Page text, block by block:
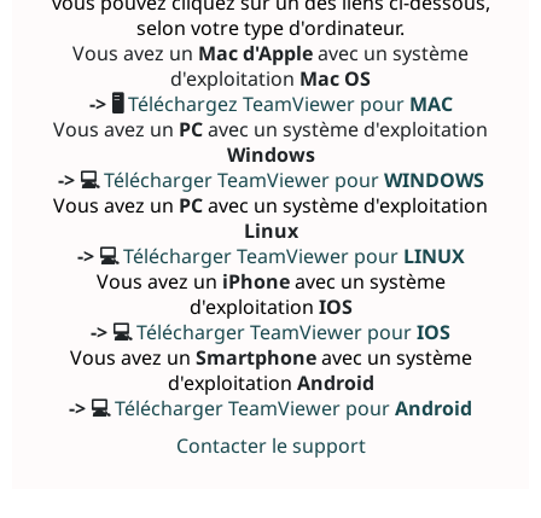
selon votre type d'ordinateur.
Vous avez un Mac d'Appleavec un système
d'exploitation Mac OS
-> 🖥️ Téléchargez TeamViewer pour MAC
Vous avez un PCavec un système d'exploitation
Windows
-> 💻️Télécharger TeamViewer pourWINDOWS
Vous avez un PCavec un système d'exploitation
Linux
-> 💻️Télécharger TeamViewer pour LINUX
Vous avez un iPhoneavec un système
d'exploitation IOS
-> 💻️Télécharger TeamViewer pourIOS
Vous avez un Smartphoneavec un système
d'exploitation Android
-> 💻️Télécharger TeamViewer pourAndroid
Contacter le support